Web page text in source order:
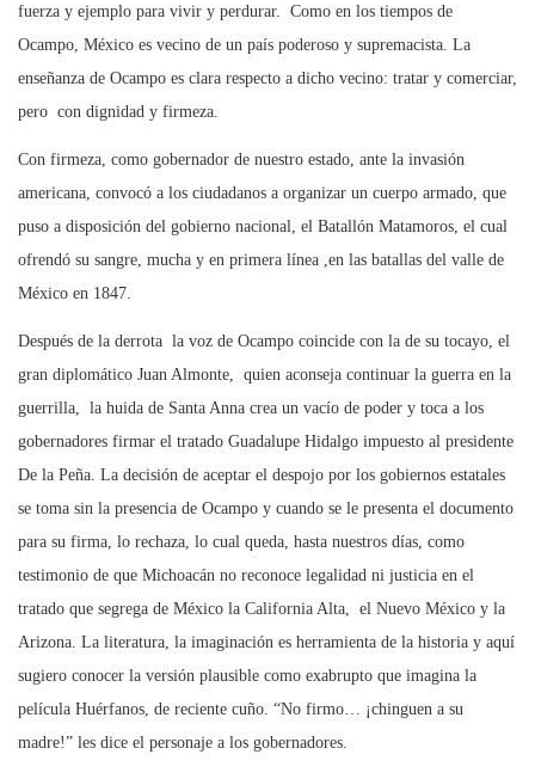
fuerza y ejemplo para vivir y perdurar. Como en los tiempos de
Ocampo, México es vecino de un país poderoso y supremacista. La
enseñanza de Ocampo es clara respecto a dicho vecino: tratar y comerciar,
pero con dignidad y firmeza.
Con firmeza, como gobernador de nuestro estado, ante la invasión
americana, convocó a los ciudadanos a organizar un cuerpo armado, que
puso a disposición del gobierno nacional, el Batallón Matamoros, el cual
ofrendó su sangre, mucha y en primera línea ,en las batallas del valle de
México en 1847.
Después de la derrota la voz de Ocampo coincide con la de su tocayo, el
gran diplomático Juan Almonte, quien aconseja continuar la guerra en la
guerrilla, la huida de Santa Anna crea un vacío de poder y toca a los
gobernadores firmar el tratado Guadalupe Hidalgo impuesto al presidente
De la Peña. La decisión de aceptar el despojo por los gobiernos estatales
se toma sin la presencia de Ocampo y cuando se le presenta el documento
para su firma, lo rechaza, lo cual queda, hasta nuestros días, como
testimonio de que Michoacán no reconoce legalidad ni justicia en el
tratado que segrega de México la California Alta, el Nuevo México y la
Arizona. La literatura, la imaginación es herramienta de la historia y aquí
sugiero conocer la versión plausible como exabrupto que imagina la
película Huérfanos, de reciente cuño. “No firmo… ¡chinguen a su
madre!” les dice el personaje a los gobernadores.